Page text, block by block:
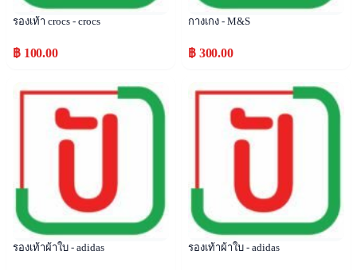
รองเท้า crocs - crocs
฿ 100.00
กางเกง - M&S
฿ 300.00
Popular
รองเท้าผ้าใบ - adidas
Popular
รองเท้าผ้าใบ - adidas